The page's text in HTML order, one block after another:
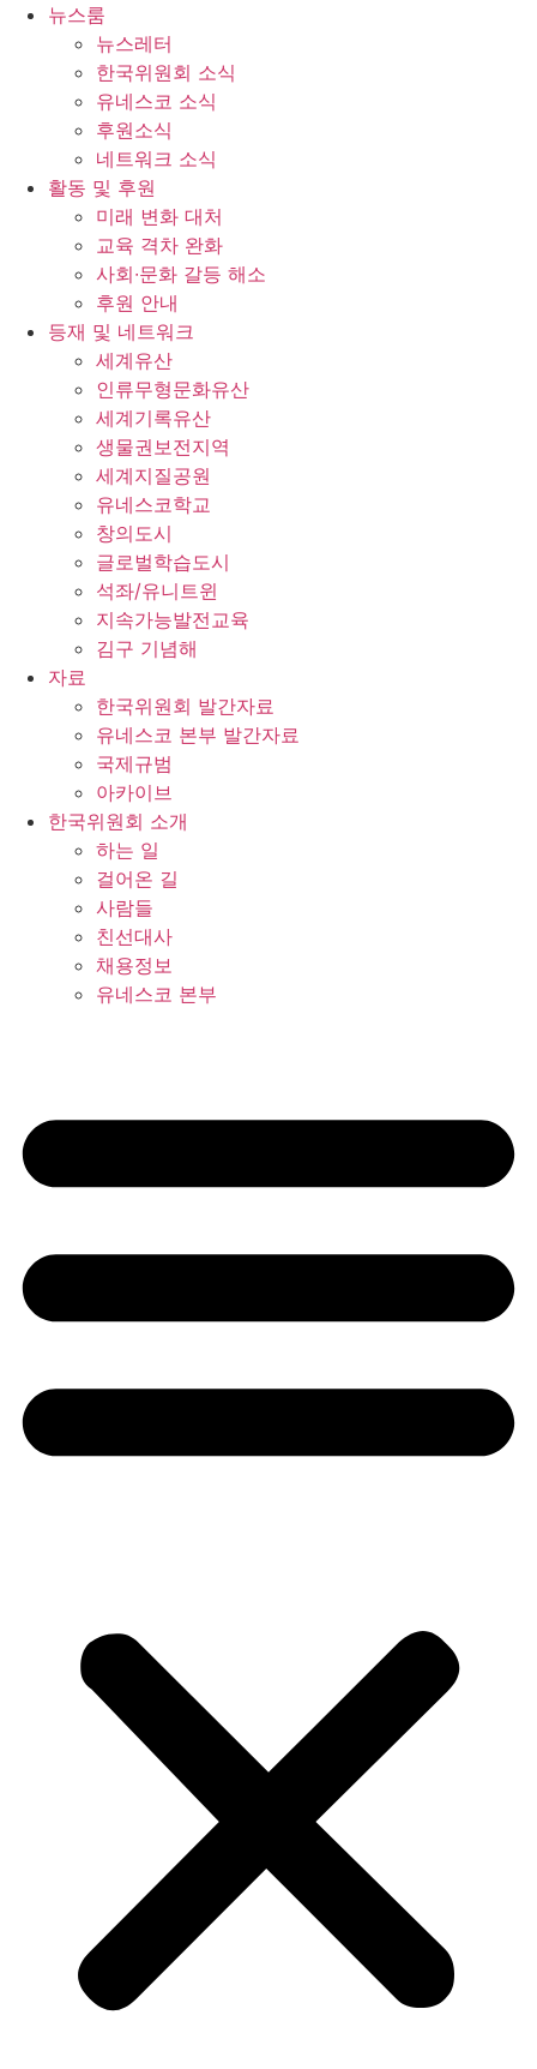
뉴스룸
뉴스레터
한국위원회 소식
유네스코 소식
후원소식
네트워크 소식
활동 및 후원
미래 변화 대처
교육 격차 완화
사회∙문화 갈등 해소
후원 안내
등재 및 네트워크
세계유산
인류무형문화유산
세계기록유산
생물권보전지역
세계지질공원
유네스코학교
창의도시
글로벌학습도시
석좌/유니트윈
지속가능발전교육
김구 기념해
자료
한국위원회 발간자료
유네스코 본부 발간자료
국제규범
아카이브
한국위원회 소개
하는 일
걸어온 길
사람들
친선대사
채용정보
유네스코 본부